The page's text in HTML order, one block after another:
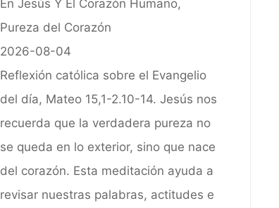
En Jesús Y El Corazón Humano,
Pureza del Corazón
2026-08-04
Reflexión católica sobre el Evangelio
del día, Mateo 15,1-2.10-14. Jesús nos
recuerda que la verdadera pureza no
se queda en lo exterior, sino que nace
del corazón. Esta meditación ayuda a
revisar nuestras palabras, actitudes e